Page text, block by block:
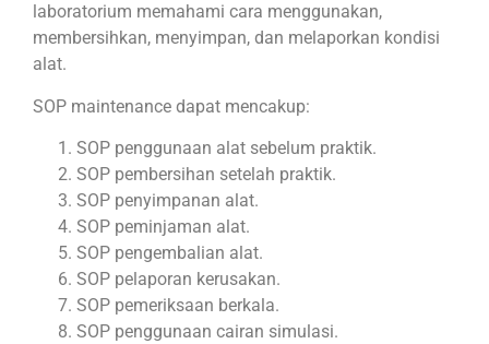
laboratorium memahami cara menggunakan,
membersihkan, menyimpan, dan melaporkan kondisi
alat.
SOP maintenance dapat mencakup:
SOP penggunaan alat sebelum praktik.
SOP pembersihan setelah praktik.
SOP penyimpanan alat.
SOP peminjaman alat.
SOP pengembalian alat.
SOP pelaporan kerusakan.
SOP pemeriksaan berkala.
SOP penggunaan cairan simulasi.